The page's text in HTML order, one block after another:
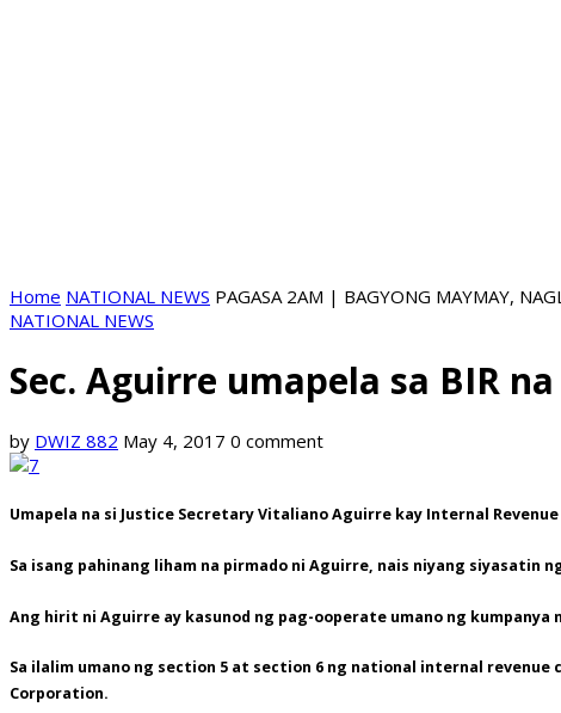
Home NATIONAL NEWS PAGASA 2AM | BAGYONG MAYMAY,
NATIONAL NEWS
Sec. Aguirre umapela sa BIR
by DWIZ 882 May 4, 2017 0 comment
Umapela na si Justice Secretary Vitaliano Aguirre kay Internal
Sa isang pahinang liham na pirmado ni Aguirre, nais niyang siyasatin
Ang hirit ni Aguirre ay kasunod ng pag-ooperate umano ng kumpanya
Sa ilalim umano ng section 5 at section 6 ng national internal revenue
Corporation.